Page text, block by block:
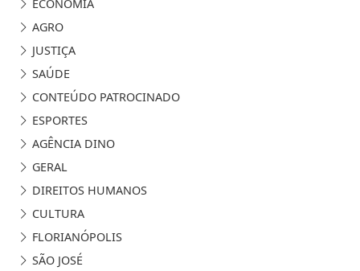
ECONOMIA
AGRO
JUSTIÇA
SAÚDE
CONTEÚDO PATROCINADO
ESPORTES
AGÊNCIA DINO
GERAL
DIREITOS HUMANOS
CULTURA
FLORIANÓPOLIS
SÃO JOSÉ